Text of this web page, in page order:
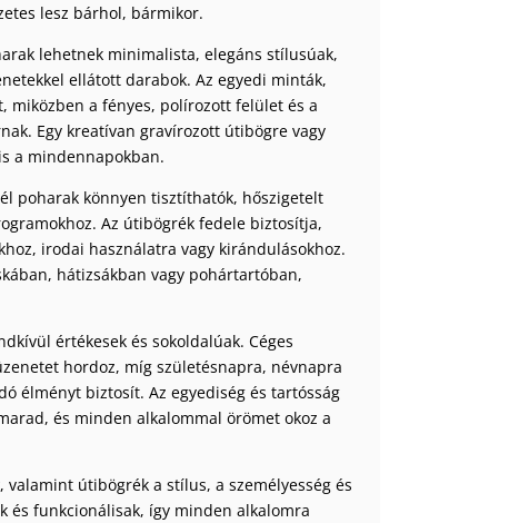
lesz bárhol, bármikor.
lehetnek minimalista, elegáns stílusúak,
ellátott darabok. Az egyedi minták,
miközben a fényes, polírozott felület és a
Egy kreatívan gravírozott útibögre vagy
a mindennapokban.
poharak könnyen tisztíthatók, hőszigetelt
Az útibögrék fedele biztosítja,
irodai használatra vagy kirándulásokhoz.
hátizsákban vagy pohártartóban,
értékesek és sokoldalúak. Céges
hordoz, míg születésnapra, névnapra
élményt biztosít. Az egyediség és tartósság
és minden alkalommal örömet okoz a
útibögrék a stílus, a személyesség és
és funkcionálisak, így minden alkalomra